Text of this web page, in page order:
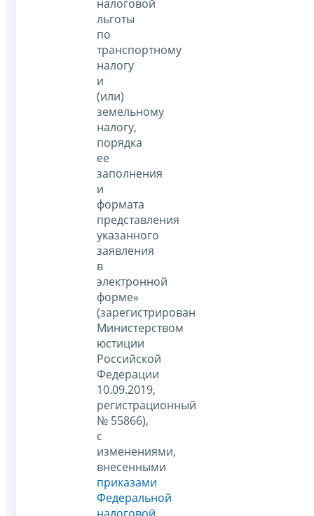
налоговой
льготы
по
транспортному
налогу
и
(или)
земельному
налогу,
порядка
ее
заполнения
и
формата
представления
указанного
заявления
в
электронной
форме»
(зарегистрирован
Министерством
юстиции
Российской
Федерации
10.09.2019,
регистрационный
№ 55866),
с
изменениями,
внесенными
приказами
Федеральной
налоговой